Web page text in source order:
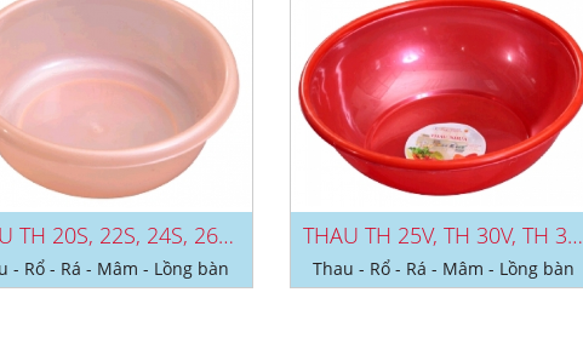
THAU TH 20S, 22S, 24S, 26S, 28S, 30S,...
- Rổ - Rá - Mâm - Lồng bàn
THAU TH 25V, TH 30V, TH 35V, TH...
Thau - Rổ - Rá - Mâm - Lồng bàn